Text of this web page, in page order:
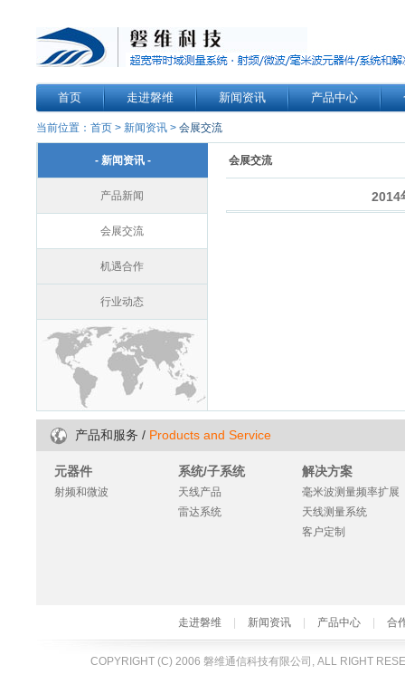
首页 走进磐维 新闻资讯 产品中心
当前位置： 首页 > 新闻资讯 > 会展交流
- 新闻资讯 -
产品新闻
会展交流
机遇合作
行业动态
会展交流
2014
产品和服务 / Products and Service
元器件
射频和微波
系统/子系统
天线产品
雷达系统
解决方案
毫米波测量频率扩展
天线测量系统
客户定制
走进磐维 新闻资讯 产品中心 合
COPYRIGHT (C) 2006 磐维通信科技有限公司, ALL RIGHT